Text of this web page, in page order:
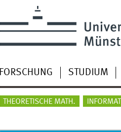
FORSCHUNG STUDIUM
THEORETISCHE MATH.